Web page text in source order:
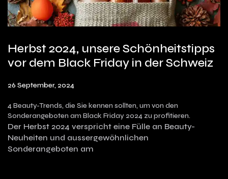
Herbst 2024, unsere Schönheitstipps
vor dem Black Friday in der Schweiz
26 September, 2024
4 Beauty-Trends, die Sie kennen sollten, um von den
Sonderangeboten am Black Friday 2024 zu profitieren.
Der Herbst 2024 verspricht eine Fülle an Beauty-
Neuheiten und aussergewöhnlichen
Sonderangeboten am